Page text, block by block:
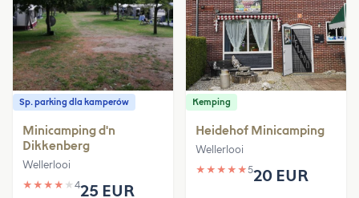
Sp. parking dla kamperów
Minicamping d'n
Dikkenberg
Wellerlooi
★ ★ ★ ★ ★ 425 EUR
Kemping
Heidehof Minicamping
Wellerlooi
★ ★ ★ ★ ★520 EUR